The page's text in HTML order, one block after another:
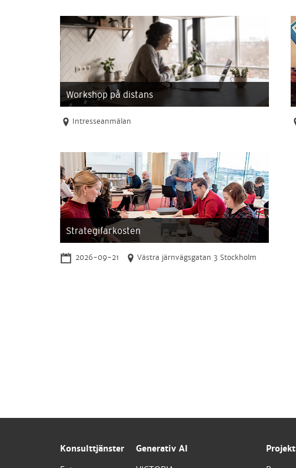
Workshop på distans
Intresseanmälan
Strategifarkosten
2026-09-21 Västra järnvägsgatan 3 Stockholm
Konsulttjänster
Generativ AI
Projekt